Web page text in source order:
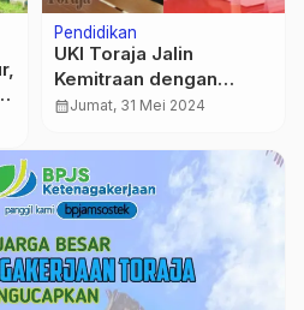
Pendidikan
UKI Toraja Jalin
Kemitraan dengan
Universitas Nasional
calendar_monthJumat, 31 Mei 2024